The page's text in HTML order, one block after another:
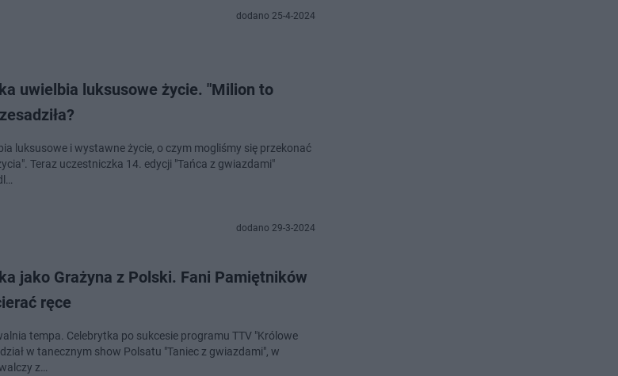
dodano 25-4-2024
uwielbia luksusowe życie. "Milion to
luksusowe i wystawne życie, o czym mogliśmy się przekonać
Teraz uczestniczka 14. edycji "Tańca z gwiazdami"
dodano 29-3-2024
jako Grażyna z Polski. Fani Pamiętników
ręce
tempa. Celebrytka po sukcesie programu TTV "Królowe
w tanecznym show Polsatu "Taniec z gwiazdami", w
z…